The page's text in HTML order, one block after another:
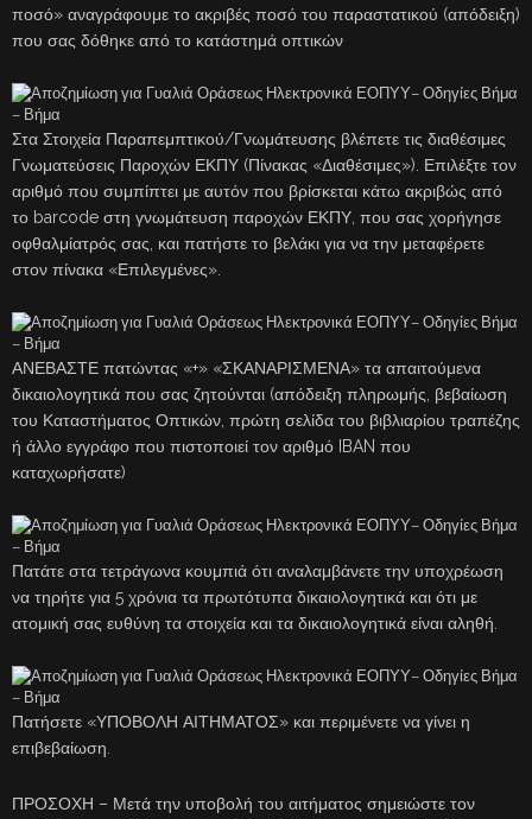
ποσό» αναγράφουμε το ακριβές ποσό του παραστατικού (απόδειξη)
που σας δόθηκε από το κατάστημά οπτικών
Στα Στοιχεία Παραπεμπτικού/Γνωμάτευσης βλέπετε τις διαθέσιμες
Γνωματεύσεις Παροχών ΕΚΠΥ (Πίνακας «Διαθέσιμες»). Επιλέξτε τον
αριθμό που συμπίπτει με αυτόν που βρίσκεται κάτω ακριβώς από
το barcode στη γνωμάτευση παροχών ΕΚΠΥ, που σας χορήγησε
οφθαλμίατρός σας, και πατήστε το βελάκι για να την μεταφέρετε
στον πίνακα «Επιλεγμένες».
ΑΝΕΒΑΣΤΕ πατώντας «+» «ΣΚΑΝΑΡΙΣΜΕΝΑ» τα απαιτούμενα
δικαιολογητικά που σας ζητούνται (απόδειξη πληρωμής, βεβαίωση
του Καταστήματος Οπτικών, πρώτη σελίδα του βιβλιαρίου τραπέζης
ή άλλο εγγράφο που πιστοποιεί τον αριθμό IBAN που
καταχωρήσατε)
Πατάτε στα τετράγωνα κουμπιά ότι αναλαμβάνετε την υποχρέωση
να τηρήτε για 5 χρόνια τα πρωτότυπα δικαιολογητικά και ότι με
ατομική σας ευθύνη τα στοιχεία και τα δικαιολογητικά είναι αληθή.
Πατήσετε «ΥΠΟΒΟΛΗ ΑΙΤΗΜΑΤΟΣ» και περιμένετε να γίνει η
επιβεβαίωση.
ΠΡΟΣΟΧΗ – Μετά την υποβολή του αιτήματος σημειώστε τον